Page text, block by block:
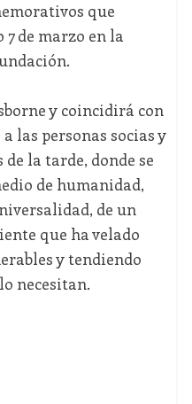
que
de marzo en la
y coincidirá con
las personas socias y
la tarde, donde se
de humanidad,
de un
que ha velado
y tendiendo
necesitan.